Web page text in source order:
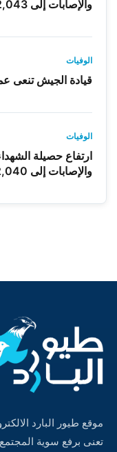
والإصابات إلى 172,043 منذ بدء العدوان
الوفيات
قيادة الجيش تنعى
الوفيات
والإصابات إلى 172,040 منذ بدء العدوان
موقع طيور البارد
تعنى برفع سوية